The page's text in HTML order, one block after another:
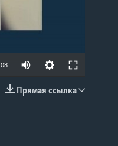
Прямая ссылка